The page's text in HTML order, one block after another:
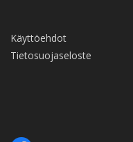
Käyttöehdot
Tietosuojaseloste